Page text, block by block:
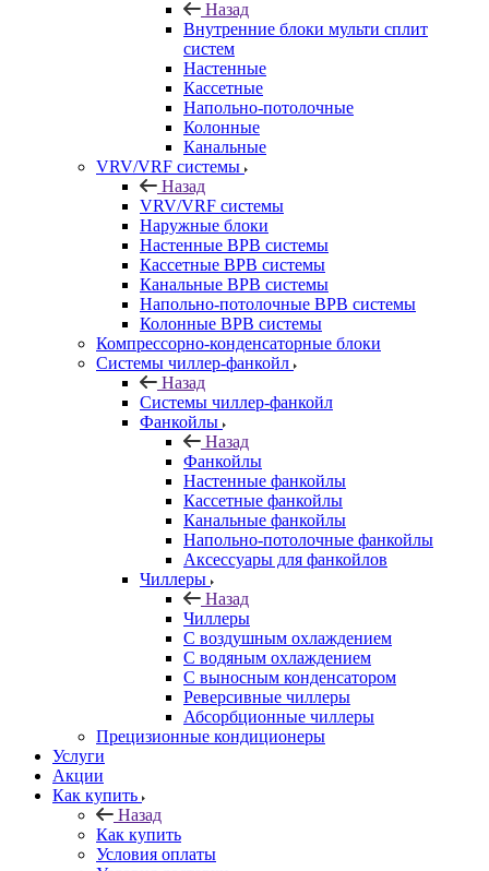
Назад
Внутренние блоки мульти сплит
систем
Настенные
Кассетные
Напольно-потолочные
Колонные
Канальные
VRV/VRF системы
Назад
VRV/VRF системы
Наружные блоки
Настенные ВРВ системы
Кассетные ВРВ системы
Канальные ВРВ системы
Напольно-потолочные ВРВ системы
Колонные ВРВ системы
Компрессорно-конденсаторные блоки
Системы чиллер-фанкойл
Назад
Системы чиллер-фанкойл
Фанкойлы
Назад
Фанкойлы
Настенные фанкойлы
Кассетные фанкойлы
Канальные фанкойлы
Напольно-потолочные фанкойлы
Аксессуары для фанкойлов
Чиллеры
Назад
Чиллеры
С воздушным охлаждением
С водяным охлаждением
С выносным конденсатором
Реверсивные чиллеры
Абсорбционные чиллеры
Прецизионные кондиционеры
Услуги
Акции
Как купить
Назад
Как купить
Условия оплаты